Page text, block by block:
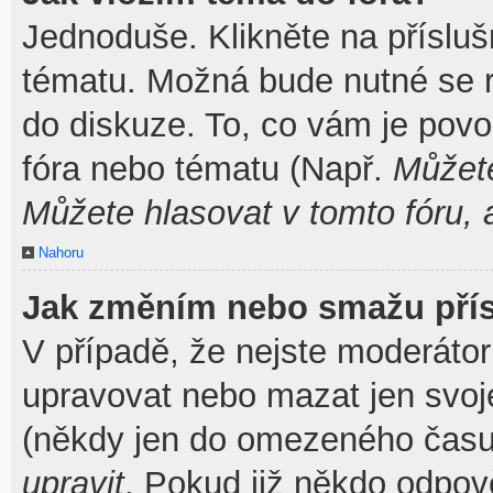
Jednoduše. Klikněte na
tématu. Možná bude nutné se
do diskuze. To, co vám je
fóra nebo tématu (Např.
Můžete hlasovat v tomto fóru,
Nahoru
Jak změním nebo smažu
V případě, že nejste
upravovat nebo mazat jen
(někdy jen do omezeného
upravit. Pokud již někdo